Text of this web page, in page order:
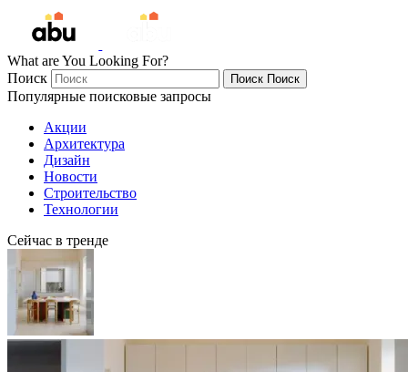
What are You Looking For?
Поиск
Поиск Поиск
Популярные поисковые запросы
Акции
Архитектура
Дизайн
Новости
Строительство
Технологии
Сейчас в тренде